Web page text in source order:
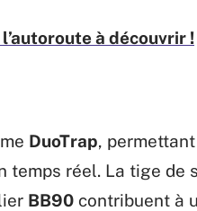
à découvrir !
DuoTrap,
temps réel. La tige de
BB90 contribuent à